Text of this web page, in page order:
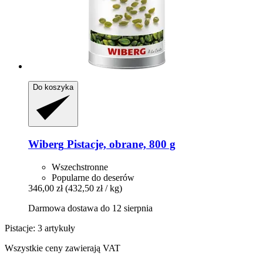
Do koszyka
Wiberg Pistacje, obrane, 800 g
Wszechstronne
Popularne do deserów
346,00 zł (432,50 zł / kg)
Darmowa dostawa do 12 sierpnia
Pistacje: 3 artykuły
Wszystkie ceny zawierają VAT